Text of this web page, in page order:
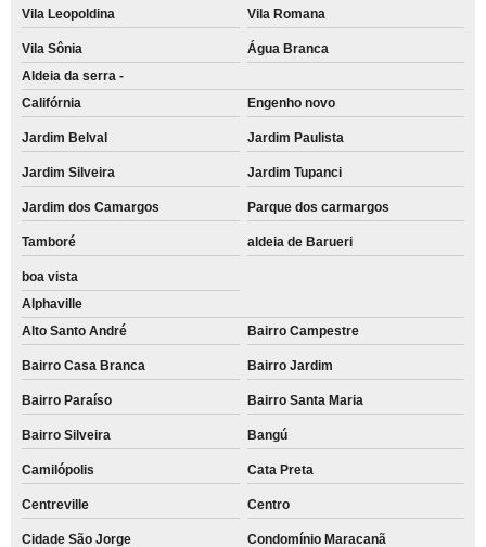
Vila Leopoldina Vila Romana
Vila Sônia
Água Branca
Aldeia da serra -
Califórnia
Engenho novo
Jardim Belval Jardim Paulista
Jardim Silveira Jardim Tupanci
Jardim dos Camargos Parque dos carmargos
Tamboré aldeia de Barueri
boa vista
Alphaville
Alto Santo André
Bairro Campestre
Bairro Casa Branca Bairro Jardim
Bairro Paraíso Bairro Santa Maria
Bairro Silveira Bangú
Camilópolis Cata Preta
Centreville Centro
Cidade São Jorge Condomínio Maracanã